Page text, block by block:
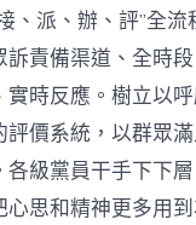
、派、辦、評”全
訴責備渠道、全時
時反應。樹立以
評價系統，以群眾
各級黨員干手下下
心思和精神更多用